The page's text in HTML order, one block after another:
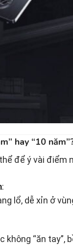
hay “10
để ý vài điểm
:
lổ, dễ xỉn ở
“ăn tay”,